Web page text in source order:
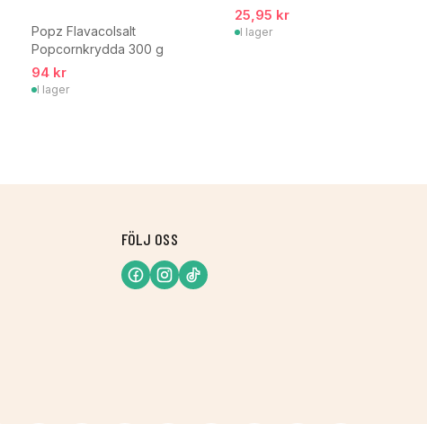
Popz Flavacolsalt
Popcornkrydda 300 g
94 kr
I lager
25,95 kr
I lager
FÖLJ OSS